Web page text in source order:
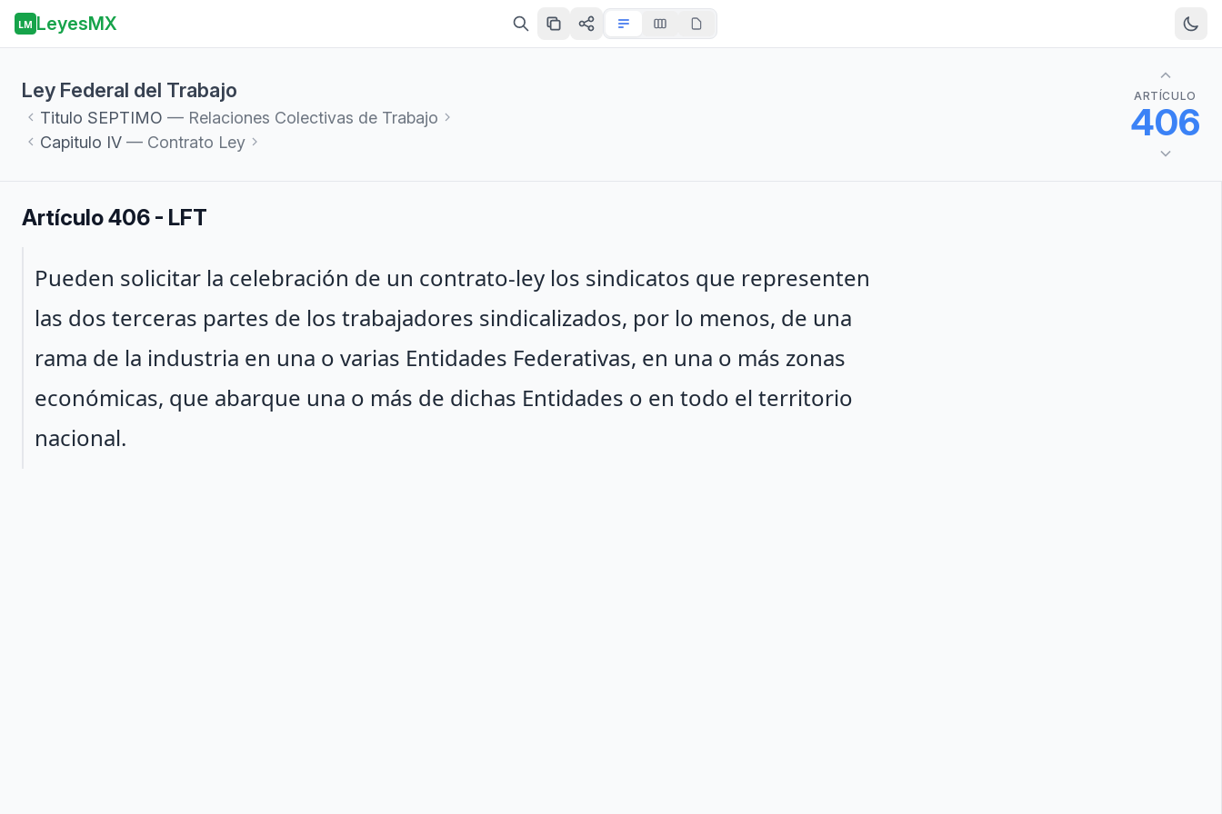
LM LeyesMX
Ley Federal del Trabajo
Titulo SEPTIMO — Relaciones Colectivas de Trabajo
Capitulo IV — Contrato Ley
ARTÍCULO
406
Artículo 406 - LFT
Párrafo 1
Pueden solicitar la celebración de un contrato-ley los sindicatos que representen
las dos terceras partes de los trabajadores sindicalizados, por lo menos, de una
rama de la industria en una o varias Entidades Federativas, en una o más zonas
económicas, que abarque una o más de dichas Entidades o en todo el territorio
nacional.